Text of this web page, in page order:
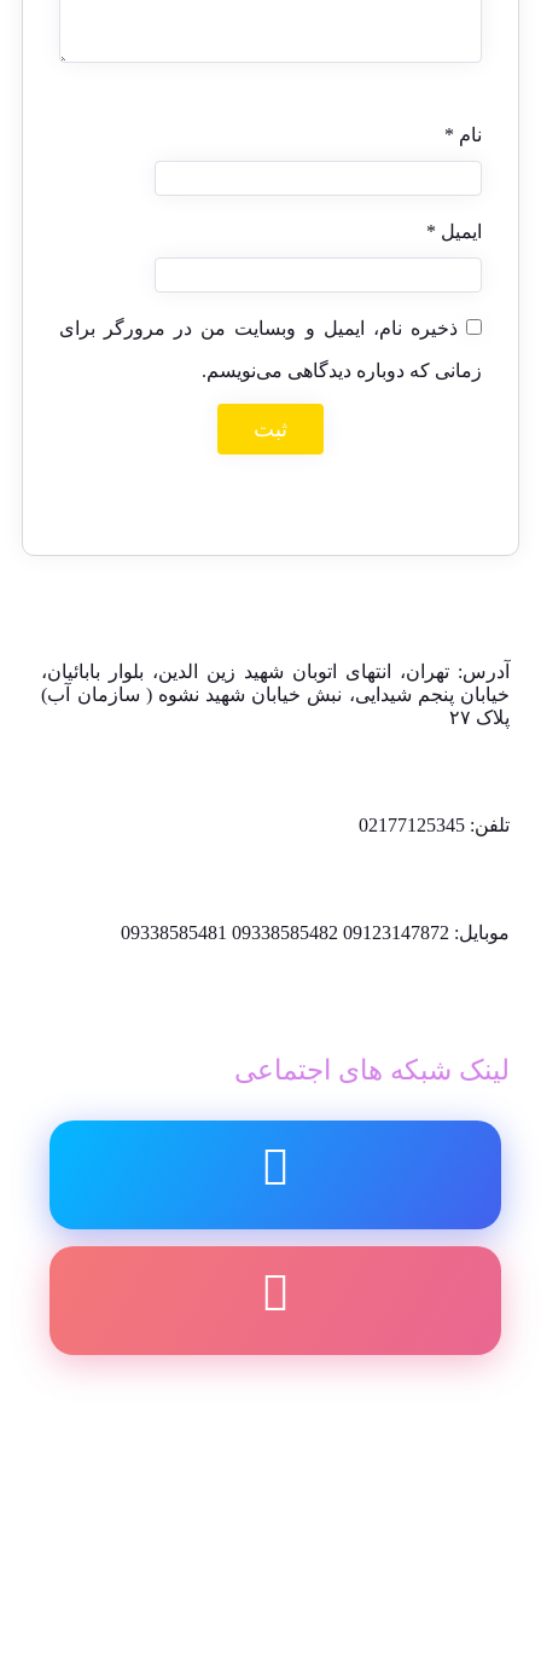
نام *
ایمیل *
ذخیره نام، ایمیل و وبسایت من در مرورگر برای
زمانی که دوباره دیدگاهی می‌نویسم.
آدرس: تهران، انتهای اتوبان شهید زین الدین، بلوار بابائیان،
خیابان پنجم شیدایی، نبش خیابان شهید نشوه ( سازمان آب)
پلاک ۲۷
تلفن: 02177125345
موبایل: 09123147872 09338585482 09338585481
لینک شبکه های اجتماعی